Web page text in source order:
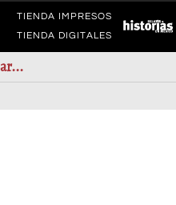
TIENDA IMPRESOS
TIENDA DIGITALES